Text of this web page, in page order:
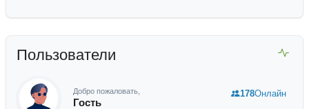
Пользователи
Добро пожаловать,
Гость
178Онлайн